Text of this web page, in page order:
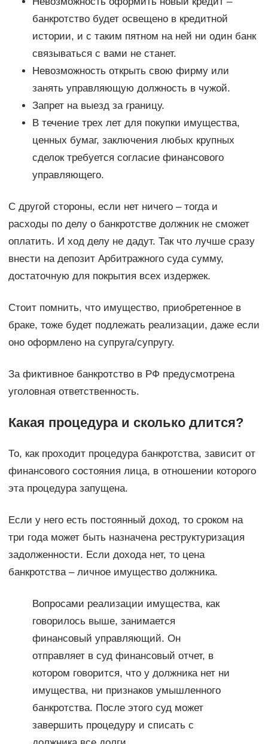
банкротство будет освещено в кредитной
истории, и с таким пятном на ней ни один банк
связываться с вами не станет.
Невозможность открыть свою фирму или
занять управляющую должность в чужой.
Запрет на выезд за границу.
В течение трех лет для покупки имущества,
ценных бумаг, заключения любых крупных
сделок требуется согласие финансового
управляющего.
С другой стороны, если нет ничего – тогда и
расходы по делу о банкротстве должник не сможет
оплатить. И ход делу не дадут. Так что лучше сразу
внести на депозит Арбитражного суда сумму,
достаточную для покрытия всех издержек.
Стоит помнить, что имущество, приобретенное в
браке, тоже будет подлежать реализации, даже если
оно оформлено на супруга/супругу.
За фиктивное банкротство в РФ предусмотрена
уголовная ответственность.
Какая процедура и сколько длится?
То, как проходит процедура банкротства, зависит от
финансового состояния лица, в отношении которого
эта процедура запущена.
Если у него есть постоянный доход, то сроком на
три года может быть назначена реструктуризация
задолженности. Если дохода нет, то цена
банкротства – личное имущество должника.
Вопросами реализации имущества, как
говорилось выше, занимается
финансовый управляющий. Он
отправляет в суд финансовый отчет, в
котором говорится, что у должника нет ни
имущества, ни признаков умышленного
банкротства. После этого суд может
завершить процедуру и списать с